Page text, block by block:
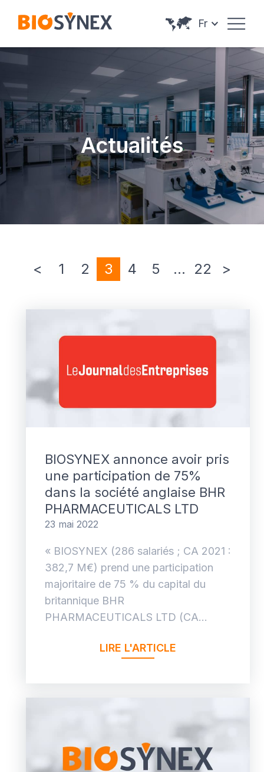
Fr
Actualités
< 1 2 3 4 5 … 22 >
BIOSYNEX annonce avoir pris
une participation de 75%
dans la société anglaise BHR
PHARMACEUTICALS LTD
23 mai 2022
« BIOSYNEX (286 salariés ; CA 2021 :
382,7 M€) prend une participation
majoritaire de 75 % du capital du
britannique BHR
PHARMACEUTICALS LTD (CA...
LIRE L'ARTICLE